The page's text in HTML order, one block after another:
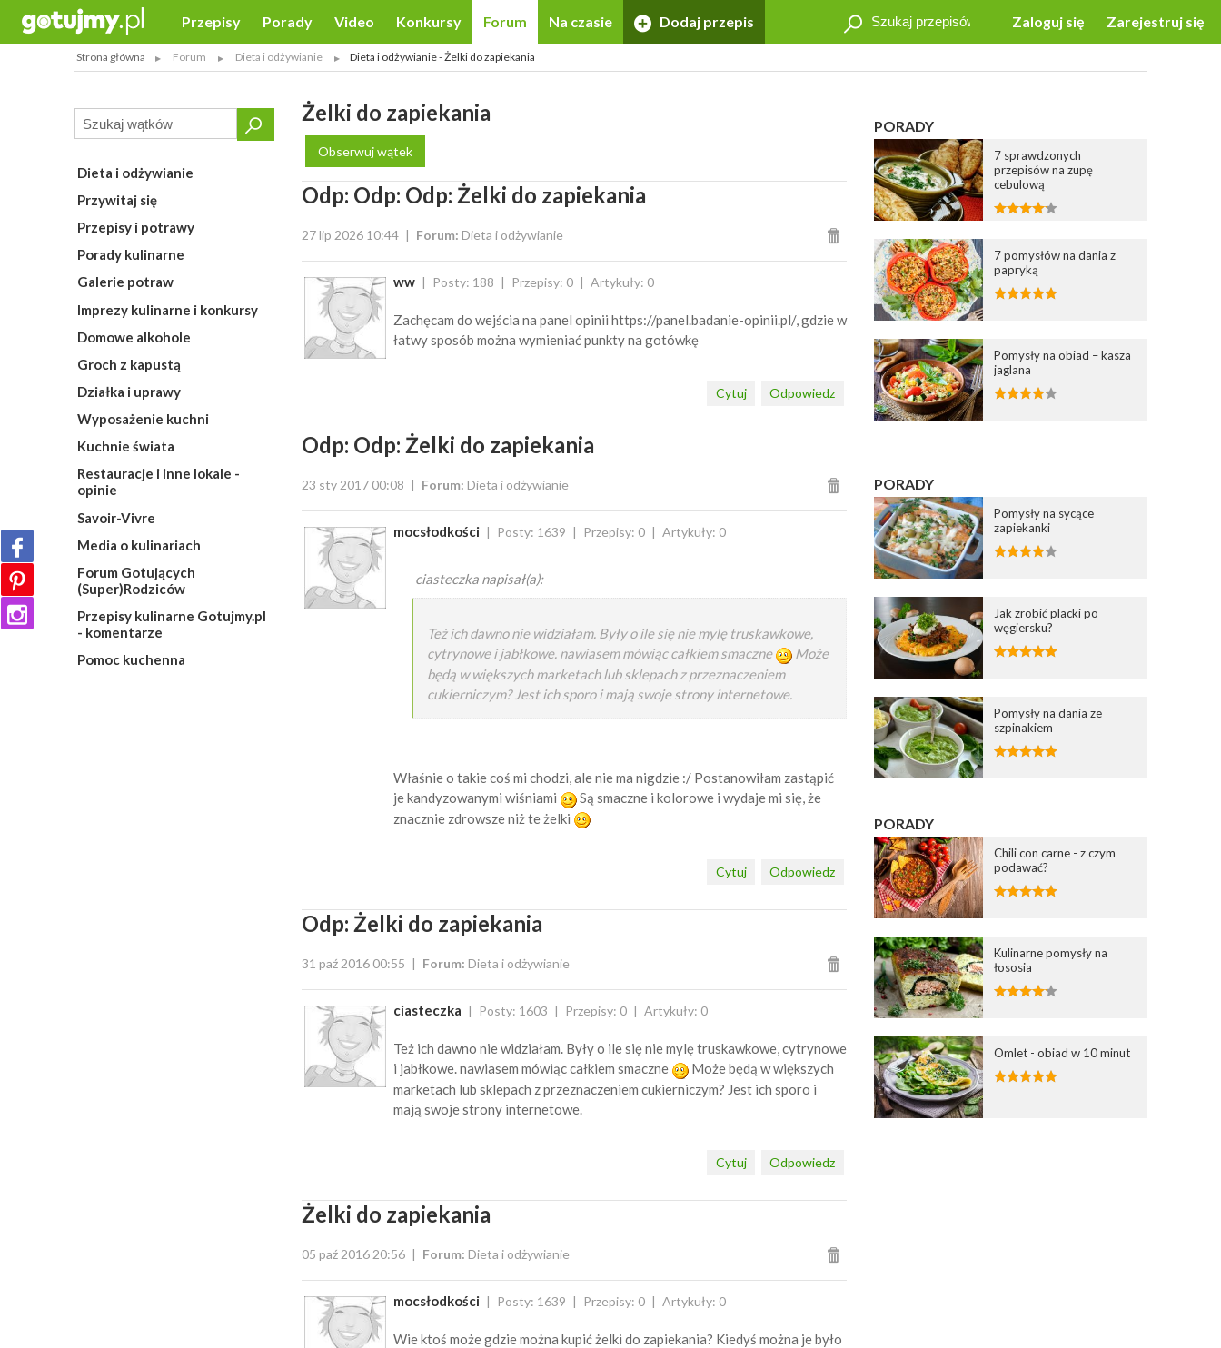
Zaloguj się Zarejestruj się
Przepisy Porady Video Konkursy Forum Na czasie Dodaj przepis
Strona główna Forum Dieta i odżywianie Dieta i odżywianie - Żelki do zapiekania
Dieta i odżywianie
Przywitaj się
Przepisy i potrawy
Porady kulinarne
Galerie potraw
Imprezy kulinarne i konkursy
Domowe alkohole
Groch z kapustą
Działka i uprawy
Wyposażenie kuchni
Kuchnie świata
Restauracje i inne lokale -
opinie
Savoir-Vivre
Media o kulinariach
Forum Gotujących
(Super)Rodziców
Przepisy kulinarne Gotujmy.pl
- komentarze
Pomoc kuchenna
Żelki do zapiekania
Obserwuj wątek
Odp: Odp: Odp: Żelki do zapiekania
27 lip 2026 10:44 Forum: Dieta i odżywianie
ww Posty: 188 Przepisy: 0 Artykuły: 0
Zachęcam do wejścia na panel opinii https://panel.badanie-opinii.pl/, gdzie w
łatwy sposób można wymieniać punkty na gotówkę
Odpowiedz
Cytuj
Odp: Odp: Żelki do zapiekania
23 sty 2017 00:08 Forum: Dieta i odżywianie
mocsłodkości Posty: 1639 Przepisy: 0 Artykuły: 0
ciasteczka napisał(a):
Też ich dawno nie widziałam. Były o ile się nie mylę truskawkowe,
cytrynowe i jabłkowe. nawiasem mówiąc całkiem smaczne
Może
będą w większych marketach lub sklepach z przeznaczeniem
cukierniczym? Jest ich sporo i mają swoje strony internetowe.
Właśnie o takie coś mi chodzi, ale nie ma nigdzie :/ Postanowiłam zastąpić
je kandyzowanymi wiśniami
Są smaczne i kolorowe i wydaje mi się, że
znacznie zdrowsze niż te żelki
Odpowiedz
Cytuj
Odp: Żelki do zapiekania
31 paź 2016 00:55 Forum: Dieta i odżywianie
ciasteczka Posty: 1603 Przepisy: 0 Artykuły: 0
Też ich dawno nie widziałam. Były o ile się nie mylę truskawkowe, cytrynowe
i jabłkowe. nawiasem mówiąc całkiem smaczne
Może będą w większych
marketach lub sklepach z przeznaczeniem cukierniczym? Jest ich sporo i
mają swoje strony internetowe.
Odpowiedz
Cytuj
Żelki do zapiekania
05 paź 2016 20:56 Forum: Dieta i odżywianie
mocsłodkości Posty: 1639 Przepisy: 0 Artykuły: 0
Wie ktoś może gdzie można kupić żelki do zapiekania? Kiedyś można je było
PORADY
7 sprawdzonych
przepisów na zupę
cebulową
7 pomysłów na dania z
papryką
Pomysły na obiad – kasza
jaglana
PORADY
Pomysły na sycące
zapiekanki
Jak zrobić placki po
węgiersku?
Pomysły na dania ze
szpinakiem
PORADY
Chili con carne - z czym
podawać?
Kulinarne pomysły na
łososia
Omlet - obiad w 10 minut